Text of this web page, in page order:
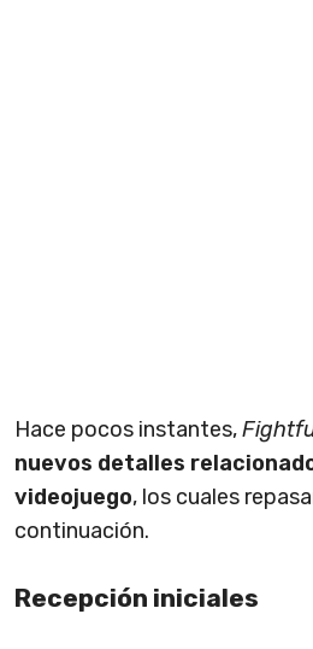
Hace pocos instantes,
nuevos detalles
videojuego, los cuales
continuación.
Recepción iniciales